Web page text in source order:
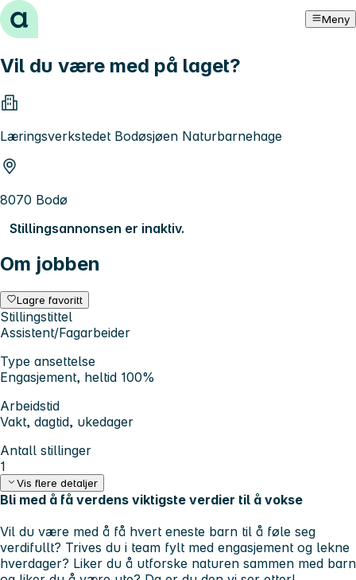
Hopp til innhold Meny
Vil du være med på laget?
Læringsverkstedet Bodøsjøen Naturbarnehage
8070 Bodø
Stillingsannonsen er inaktiv.
Om jobben
Lagre favoritt
Stillingstittel
Assistent/Fagarbeider
Type ansettelse
Engasjement, heltid 100%
Arbeidstid
Vakt, dagtid, ukedager
Antall stillinger
1
Vis flere detaljer
Bli med å få verdens viktigste verdier til å vokse
Vil du være med å få hvert eneste barn til å føle seg
verdifullt? Trives du i team fylt med engasjement og lekne
hverdager? Liker du å utforske naturen sammen med barn